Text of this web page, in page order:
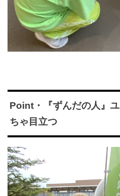
Point・『ずんだの人』
ちゃ目立つ